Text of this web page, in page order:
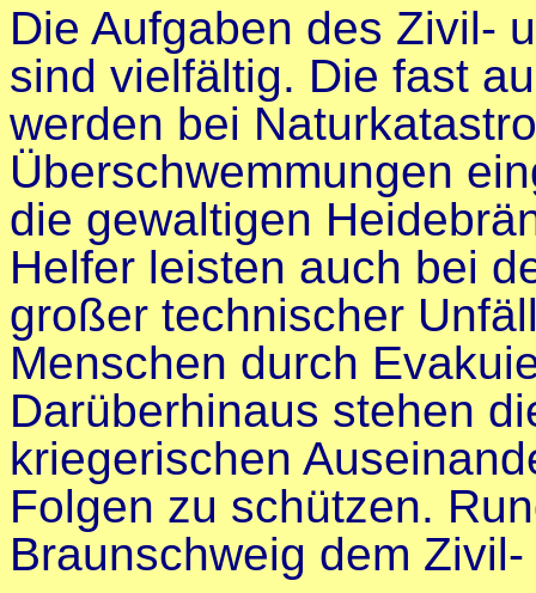
Die Aufgaben des Zivil-
sind vielfältig. Die fast
werden bei
Überschwemmungen
die gewaltigen
Helfer leisten auch bei
großer technischer
Menschen durch
Darüberhinaus stehen
kriegerischen
Folgen zu schützen.
Braunschweig dem